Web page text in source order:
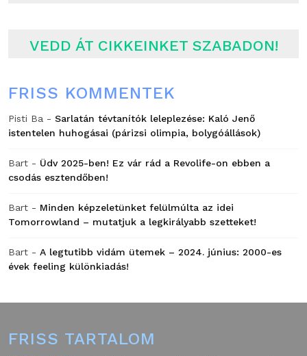
VEDD ÁT CIKKEINKET SZABADON!
FRISS KOMMENTEK
Pisti Ba - Sarlatán tévtanítók leleplezése: Kaló Jenő
istentelen huhogásai (párizsi olimpia, bolygóállások)
Bart - Üdv 2025-ben! Ez vár rád a Revolife-on ebben a
csodás esztendőben!
Bart - Minden képzeletünket felülmúlta az idei
Tomorrowland – mutatjuk a legkirályabb szetteket!
Bart - A legtutibb vidám ütemek – 2024. június: 2000-es
évek feeling különkiadás!
FRISS TARTALOM